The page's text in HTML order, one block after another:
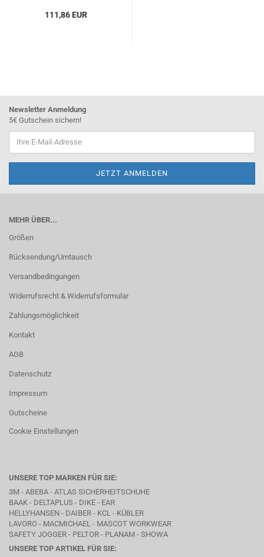
111,86 EUR
Newsletter Anmeldung
5€ Gutschein sichern!
MEHR ÜBER...
Größen
Rücksendung/Umtausch
Versandbedingungen
Widerrufsrecht & Widerrufsformular
Zahlungsmöglichkeit
Kontakt
AGB
Datenschutz
Impressum
Gutscheine
Cookie Einstellungen
UNSERE TOP MARKEN FÜR SIE:
3M - ABEBA - ATLAS SICHERHEITSCHUHE
BAAK - DELTAPLUS - DIKE - EAR
HELLYHANSEN - DAIBER - KCL - KÜBLER
LAVORO - MACMICHAEL - MASCOT WORKWEAR
SAFETY JOGGER - PELTOR - PLANAM - SHOWA
UNSERE TOP ARTIKEL FÜR SIE: